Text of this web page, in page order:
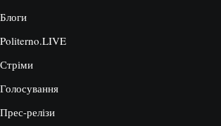
Блоги
Politerno.LIVE
Стріми
Голосування
Прес-релізи